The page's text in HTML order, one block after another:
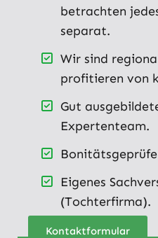
betrachten
separat.
Wir sind
profitieren von
Gut
Expertenteam.
Eigenes
(Tochterfirma).
Kontaktformular